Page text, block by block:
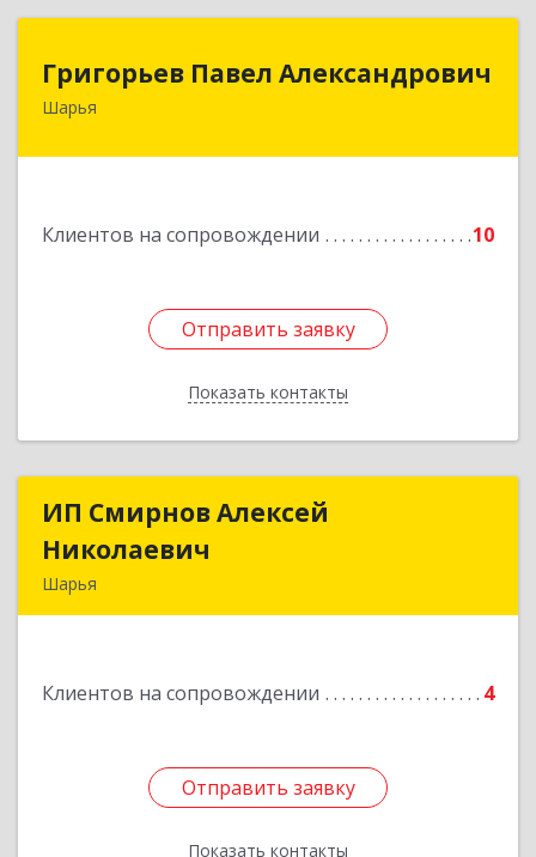
Григорьев Павел Александрович
Шарья
Клиентов на сопровождении 10
Отправить заявку
Показать контакты
157505, Костромская область, город Шарья,
Отправить заявку
Назад
ИП Смирнов Алексей
Николаевич
Шарья
Клиентов на сопровождении 4
Отправить заявку
Показать контакты
ИП Смирнов Алексей
Отправить заявку
Назад